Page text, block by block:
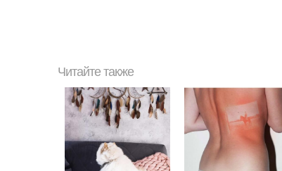
Читайте также